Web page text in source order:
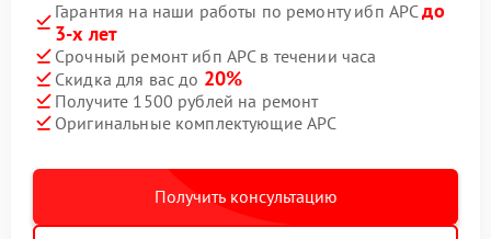
Гарантия на наши работы по ремонту ибп APCдо
3-х лет
Срочный ремонт ибп APC в течении часа
Скидка для вас до 20%
Получите 1500 рублей на ремонт
Оригинальные комплектующие APC
Получить консультацию